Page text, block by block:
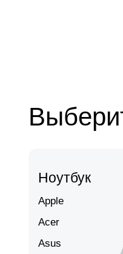
Ноутбук
Apple
Acer
Asus